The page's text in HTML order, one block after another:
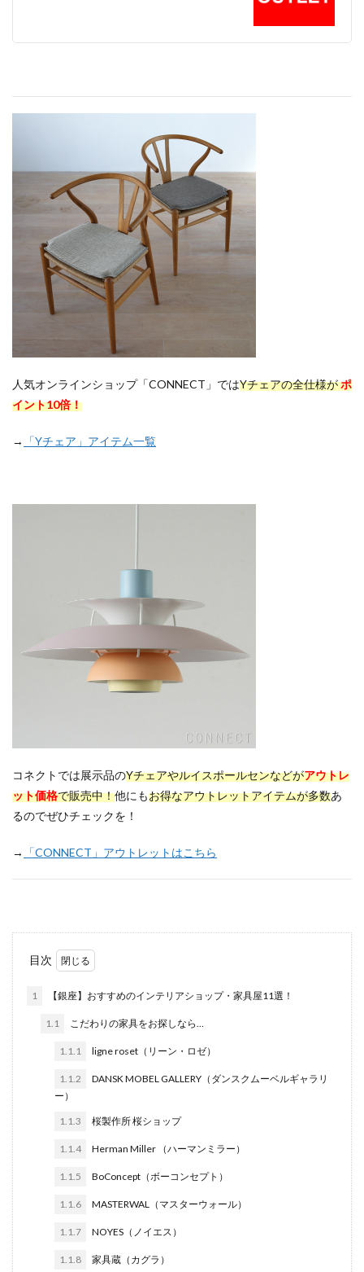
人気オンラインショップ「CONNECT」ではYチェアの全仕様がポ
イント10倍！
→ 「Yチェア」アイテム一覧
コネクトでは展示品のYチェアやルイスポールセンなどがアウトレ
ット価格で販売中！他にもお得なアウトレットアイテムが多数あ
るのでぜひチェックを！
→ 「CONNECT」アウトレットはこちら
目次
1 【銀座】おすすめのインテリアショップ・家具屋11選！
1.1 こだわりの家具をお探しなら…
1.1.1 ligne roset（リーン・ロゼ）
1.1.2
DANSK MOBEL GALLERY（ダンスクムーベルギャラリ
ー）
1.1.3 桜製作所 桜ショップ
1.1.4 Herman Miller （ハーマンミラー）
1.1.5 BoConcept（ボーコンセプト）
1.1.6 MASTERWAL（マスターウォール）
1.1.7 NOYES（ノイエス）
1.1.8 家具蔵（カグラ）